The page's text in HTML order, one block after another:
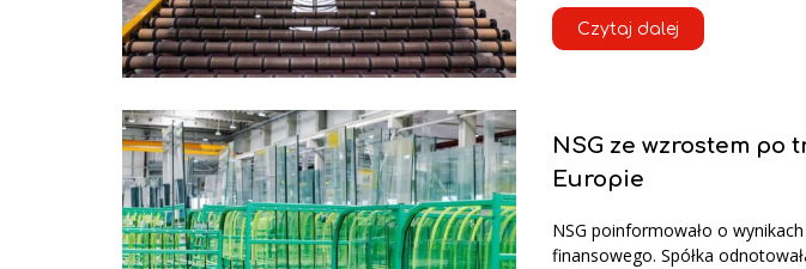
Czytaj dalej
NSG ze wzrostem po
Europie
NSG poinformowało o
finansowego. Spółka